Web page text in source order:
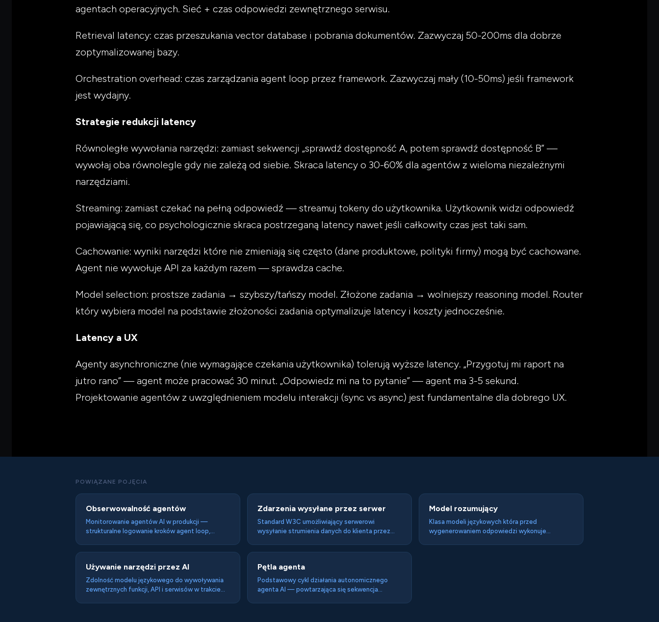
agentach operacyjnych. Sieć + czas odpowiedzi zewnętrznego serwisu.
Retrieval latency: czas przeszukania vector database i pobrania dokumentów. Zazwyczaj 50-200ms dla dobrze
zoptymalizowanej bazy.
Orchestration overhead: czas zarządzania agent loop przez framework. Zazwyczaj mały (10-50ms) jeśli framework
jest wydajny.
Strategie redukcji latency
Równoległe wywołania narzędzi: zamiast sekwencji „sprawdź dostępność A, potem sprawdź dostępność B” —
wywołaj oba równolegle gdy nie zależą od siebie. Skraca latency o 30-60% dla agentów z wieloma niezależnymi
narzędziami.
Streaming: zamiast czekać na pełną odpowiedź — streamuj tokeny do użytkownika. Użytkownik widzi odpowiedź
pojawiającą się, co psychologicznie skraca postrzeganą latency nawet jeśli całkowity czas jest taki sam.
Cachowanie: wyniki narzędzi które nie zmieniają się często (dane produktowe, polityki firmy) mogą być cachowane.
Agent nie wywołuje API za każdym razem — sprawdza cache.
Model selection: prostsze zadania → szybszy/tańszy model. Złożone zadania → wolniejszy reasoning model. Router
który wybiera model na podstawie złożoności zadania optymalizuje latency i koszty jednocześnie.
Latency a UX
Agenty asynchroniczne (nie wymagające czekania użytkownika) tolerują wyższe latency. „Przygotuj mi raport na
jutro rano” — agent może pracować 30 minut. „Odpowiedz mi na to pytanie” — agent ma 3-5 sekund.
Projektowanie agentów z uwzględnieniem modelu interakcji (sync vs async) jest fundamentalne dla dobrego UX.
POWIĄZANE POJĘCIA
Obserwowalność agentów
Monitorowanie agentów AI w produkcji —
strukturalne logowanie kroków agent loop,
observability jako kluczowa dla kontroli kosztów.
Zdarzenia wysyłane przez serwer
Standard W3C umożliwiający serwerowi
wysyłanie strumienia danych do klienta przez
(deprecjonowany od wersji 2025-03-26 na
rzecz Streamable HTTP).
Model rozumujący
Klasa modeli językowych która przed
wygenerowaniem odpowiedzi wykonuje
Używanie narzędzi przez AI
Zdolność modelu językowego do wywoływania
zewnętrznych funkcji, API i serwisów w trakcie
Pętla agenta
Podstawowy cykl działania autonomicznego
agenta AI — powtarzająca się sekwencja